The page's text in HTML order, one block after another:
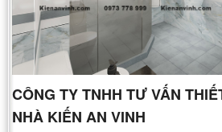
CÔNG TY TNHH TƯ VẤN
NHÀ KIẾN AN VINH